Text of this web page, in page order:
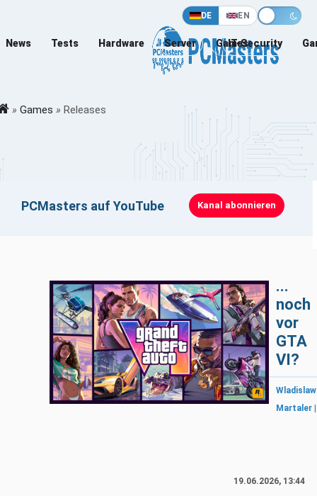
DE EN
News Tests Hardware Server Games
IT-Security
» Games » Releases
PCMasters auf YouTube Kanal abonnieren
Klicken zum Laden · Erst beim Klick werden YouTube-Cookies
gesetzt
...
noch
vor
GTA
VI?
Wladislaw
Martaler
19.06.2026, 13:44